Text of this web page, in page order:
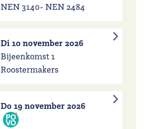
NEN 3140- NEN 2484
Di 10 november 2026
Bijeenkomst 1
Roostermakers
Do 19 november 2026